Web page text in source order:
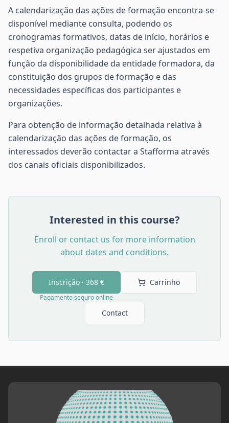
A calendarização das ações de formação encontra-se
disponível mediante consulta, podendo os
cronogramas formativos, datas de início, horários e
respetiva organização pedagógica ser ajustados em
função da disponibilidade da entidade formadora, da
constituição dos grupos de formação e das
necessidades específicas dos participantes e
organizações.
Para obtenção de informação detalhada relativa à
calendarização das ações de formação, os
interessados deverão contactar a Stafforma através
dos canais oficiais disponibilizados.
Interested in this course?
Enroll or contact us for more information
about dates and conditions.
Inscrição · 368 €
Pagamento seguro online
Carrinho
Contact